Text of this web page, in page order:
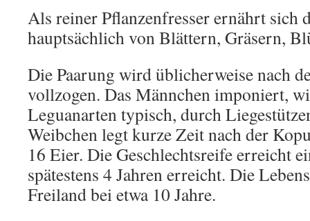
Als reiner Pflanzenfresser ernährt sich
hauptsächlich von Blättern, Gräsern,
Die Paarung wird üblicherweise nach
vollzogen. Das Männchen imponiert,
Leguanarten typisch, durch
Weibchen legt kurze Zeit nach der
16 Eier. Die Geschlechtsreife erreicht
spätestens 4 Jahren erreicht. Die
Freiland bei etwa 10 Jahre.